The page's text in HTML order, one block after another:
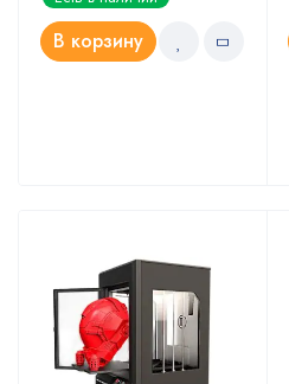
5.00из 5
В корзину